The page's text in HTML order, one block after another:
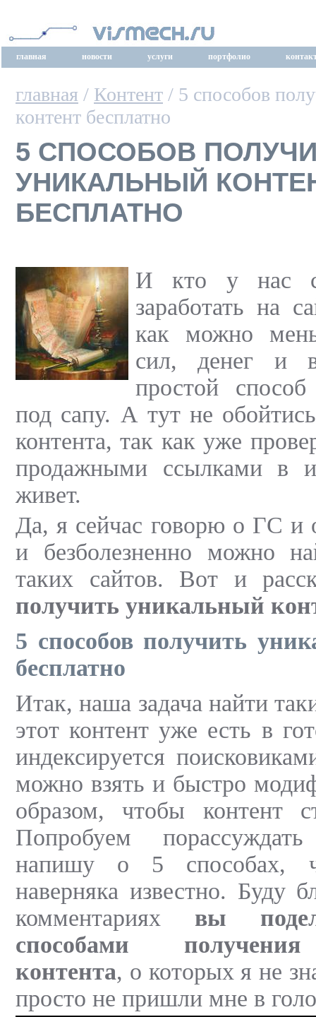
главная новости услуги портфолио
главная / Контент / 5 способов
контент бесплатно
5 СПОСОБОВ
УНИКАЛЬНЫЙ
БЕСПЛАТНО
И кто у нас
заработать на
как можно
сил, денег и
простой
под сапу. А тут не
контента, так как уже
продажными ссылками в
живет.
Да, я сейчас говорю о ГС и
и безболезненно можно
таких сайтов. Вот и
получить уникальный
5 способов получить
бесплатно
Итак, наша задача найти
этот контент уже есть в
индексируется
можно взять и быстро
образом, чтобы контент
Попробуем
напишу о 5 способах,
наверняка известно. Буду
комментариях вы
способами
контента, о которых я не
просто не пришли мне в